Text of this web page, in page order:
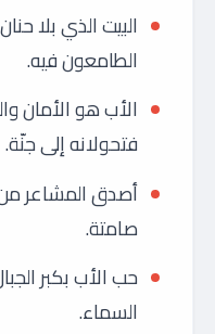
البيت الذي بلا
الطامعون فيه.
الأب هو الأمان
فتحولانه إلى جنّة.
أصدق المشاعر
صامتة.
حب الأب بكبر
السماء.